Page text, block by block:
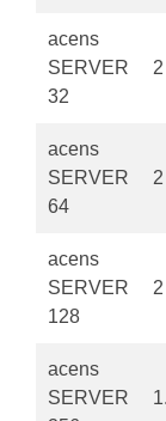
acens
SERVER
32
acens
SERVER
64
acens
SERVER
128
acens
SERVER